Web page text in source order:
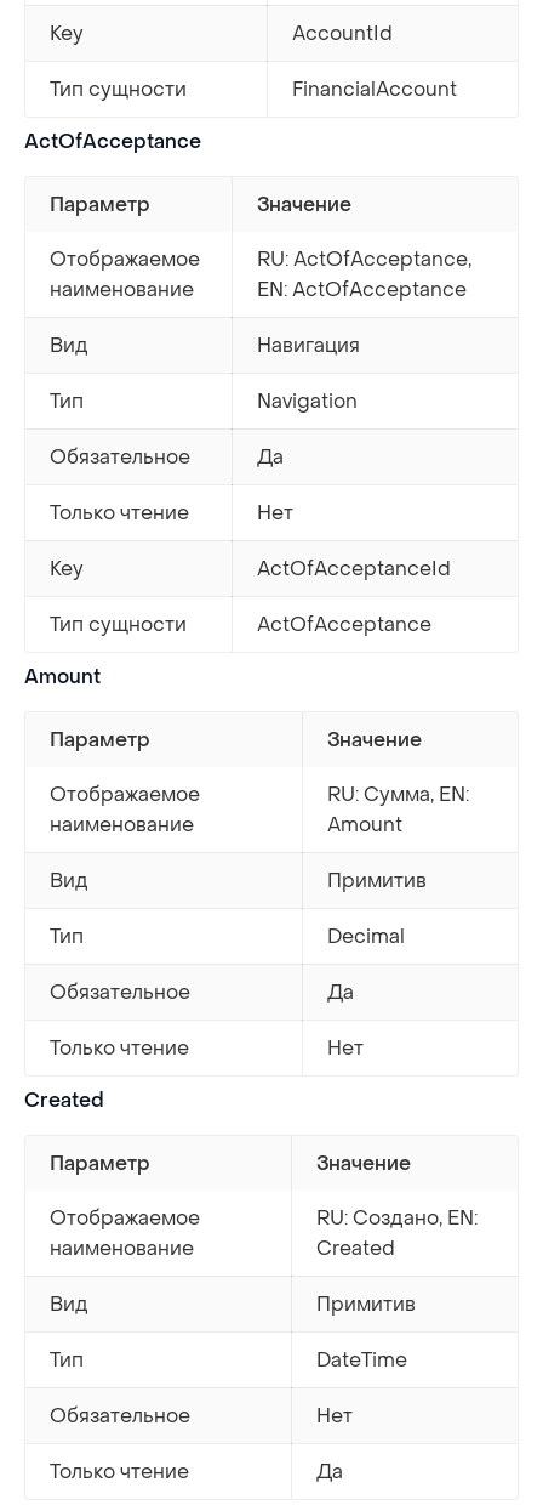
Key AccountId
Тип сущности FinancialAccount
ActOfAcceptance
Параметр Значение
Отображаемое
наименование
RU: ActOfAcceptance,
EN: ActOfAcceptance
Вид Навигация
Тип Navigation
Обязательное Да
Только чтение Нет
Key ActOfAcceptanceId
Тип сущности ActOfAcceptance
Amount
Параметр Значение
Отображаемое
наименование
RU: Сумма, EN:
Amount
Вид Примитив
Тип Decimal
Обязательное Да
Только чтение Нет
Created
Параметр Значение
Отображаемое
наименование
RU: Создано, EN:
Created
Вид Примитив
Тип DateTime
Обязательное Нет
Только чтение Да